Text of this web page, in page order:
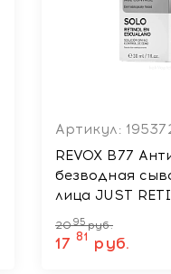
Артикул:
REVOX B77
безводная
лица JUST
SQUALANE
2095 руб.
17 81 руб.